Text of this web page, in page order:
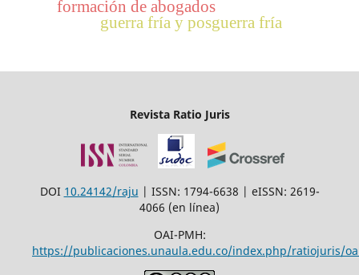
formación de abogados
guerra fría y posguerra fría
Revista Ratio Juris
DOI 10.24142/raju | ISSN: 1794-6638 | eISSN: 2619-
4066 (en línea)
OAI-PMH:
https://publicaciones.unaula.edu.co/index.php/ratiojuris/